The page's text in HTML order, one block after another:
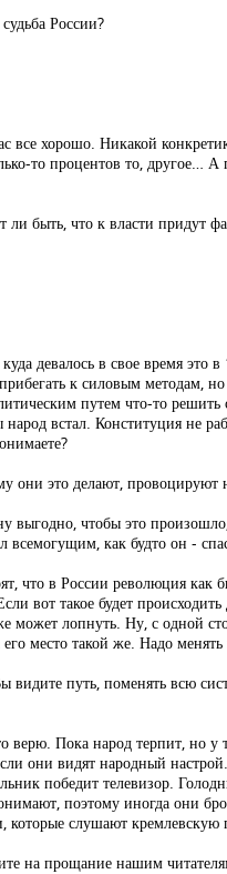
России?
хорошо. Никакой
то процентов то, другое…
быть, что к власти придут
девалось в свое время это
к силовым методам,
путем что-то
народ встал. Конституция не
они это делают, провоцируют
выгодно, чтобы это
всемогущим, как будто он -
что в России революция как
вот такое будет
может лопнуть. Ну, с одной
место такой же. Надо
путь, поменять всю
верю. Пока народ терпит, но у
они видят народный
победит телевизор.
поэтому иногда они
которые слушают кремлевскую
на прощание нашим